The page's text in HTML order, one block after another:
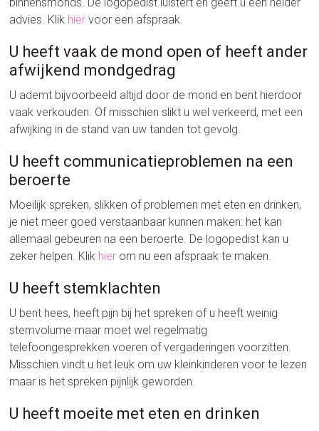
advies. Klik hier voor een afspraak.
U heeft vaak de mond open of heeft ander
afwijkend mondgedrag
U ademt bijvoorbeeld altijd door de mond en bent hierdoor
vaak verkouden. Of misschien slikt u wel verkeerd, met een
afwijking in de stand van uw tanden tot gevolg.
U heeft communicatieproblemen na een
beroerte
Moeilijk spreken, slikken of problemen met eten en drinken,
je niet meer goed verstaanbaar kunnen maken: het kan
allemaal gebeuren na een beroerte. De logopedist kan u
zeker helpen. Klik hier om nu een afspraak te maken.
U heeft stemklachten
U bent hees, heeft pijn bij het spreken of u heeft weinig
stemvolume maar moet wel regelmatig
telefoongesprekken voeren of vergaderingen voorzitten.
Misschien vindt u het leuk om uw kleinkinderen voor te lezen
maar is het spreken pijnlijk geworden.
U heeft moeite met eten en drinken